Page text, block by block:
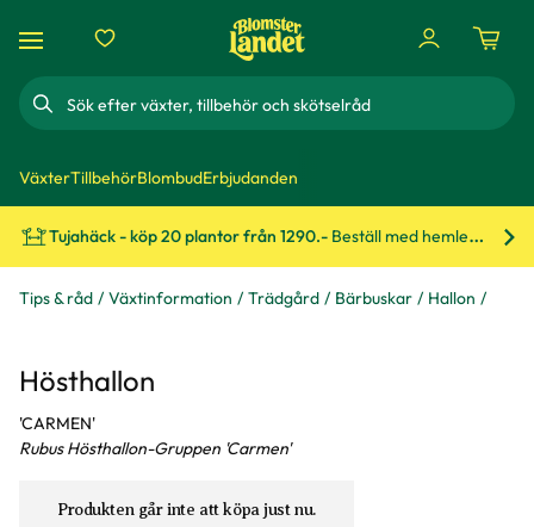
Sök
VäxterTillbehörBlombudErbjudanden
Tujahäck - köp 20 plantor från 1290.- Beställ med hemleverans!
Tips & råd Växtinformation Trädgård Bärbuskar Hallon
Hösthallon
'CARMEN'
Rubus Hösthallon-Gruppen 'Carmen'
Produkten går inte att köpa just nu.